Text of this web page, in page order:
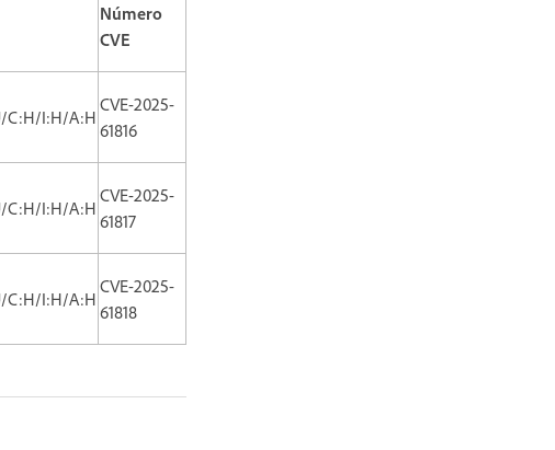
Número
CVE
C:H/I:H/A:H
CVE-2025-
61816
C:H/I:H/A:H
CVE-2025-
61817
C:H/I:H/A:H
CVE-2025-
61818